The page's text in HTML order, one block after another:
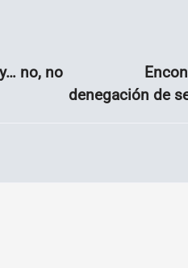
no, no
denegación de